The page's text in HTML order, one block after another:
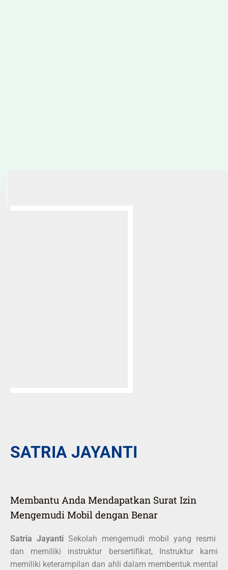
SATRIA JAYANTI
Membantu Anda Mendapatkan Surat Izin
Mengemudi Mobil dengan Benar
Satria JayantiSekolah mengemudi mobil yang resmi
dan memiliki instruktur bersertifikat, Instruktur kami
memiliki keterampilan dan ahli dalam membentuk mental